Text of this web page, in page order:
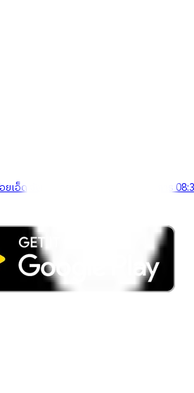
เอ็ด จังหวัดร้อยเอ็ด 45000 (เวลาทำการ